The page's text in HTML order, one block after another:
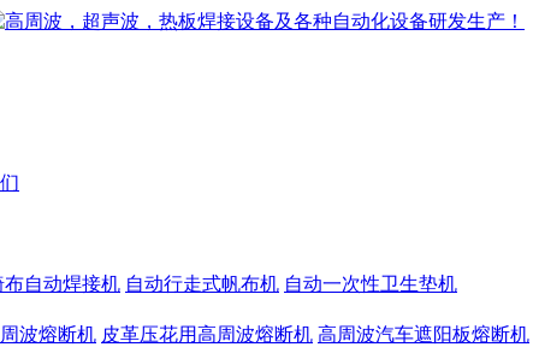
布自动焊接机 自动行走式帆布机 自动一次性卫生垫机
波熔断机 皮革压花用高周波熔断机 高周波汽车遮阳板熔断机